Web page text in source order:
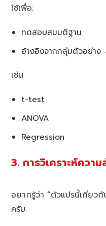
ใช้เพื่อ:
ทดสอบสมมติฐาน
อ้างอิงจากกลุ่มตัวอย่าง
เช่น
t-test
ANOVA
Regression
3. การวิเคราะห์คว
อยากรู้ว่า “ตัวแปรนี้เกี่ยว
ครับ